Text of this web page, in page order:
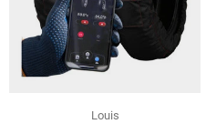
Louis